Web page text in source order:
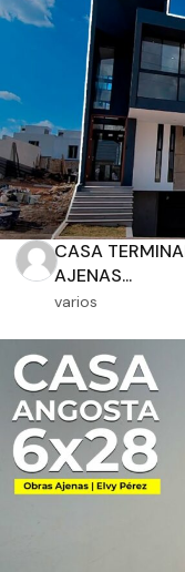
7a?dl=0
Moderno
CASA
AJENAS...
varios
Filtros
Tipo de obra
Recamaras
Dimensiones